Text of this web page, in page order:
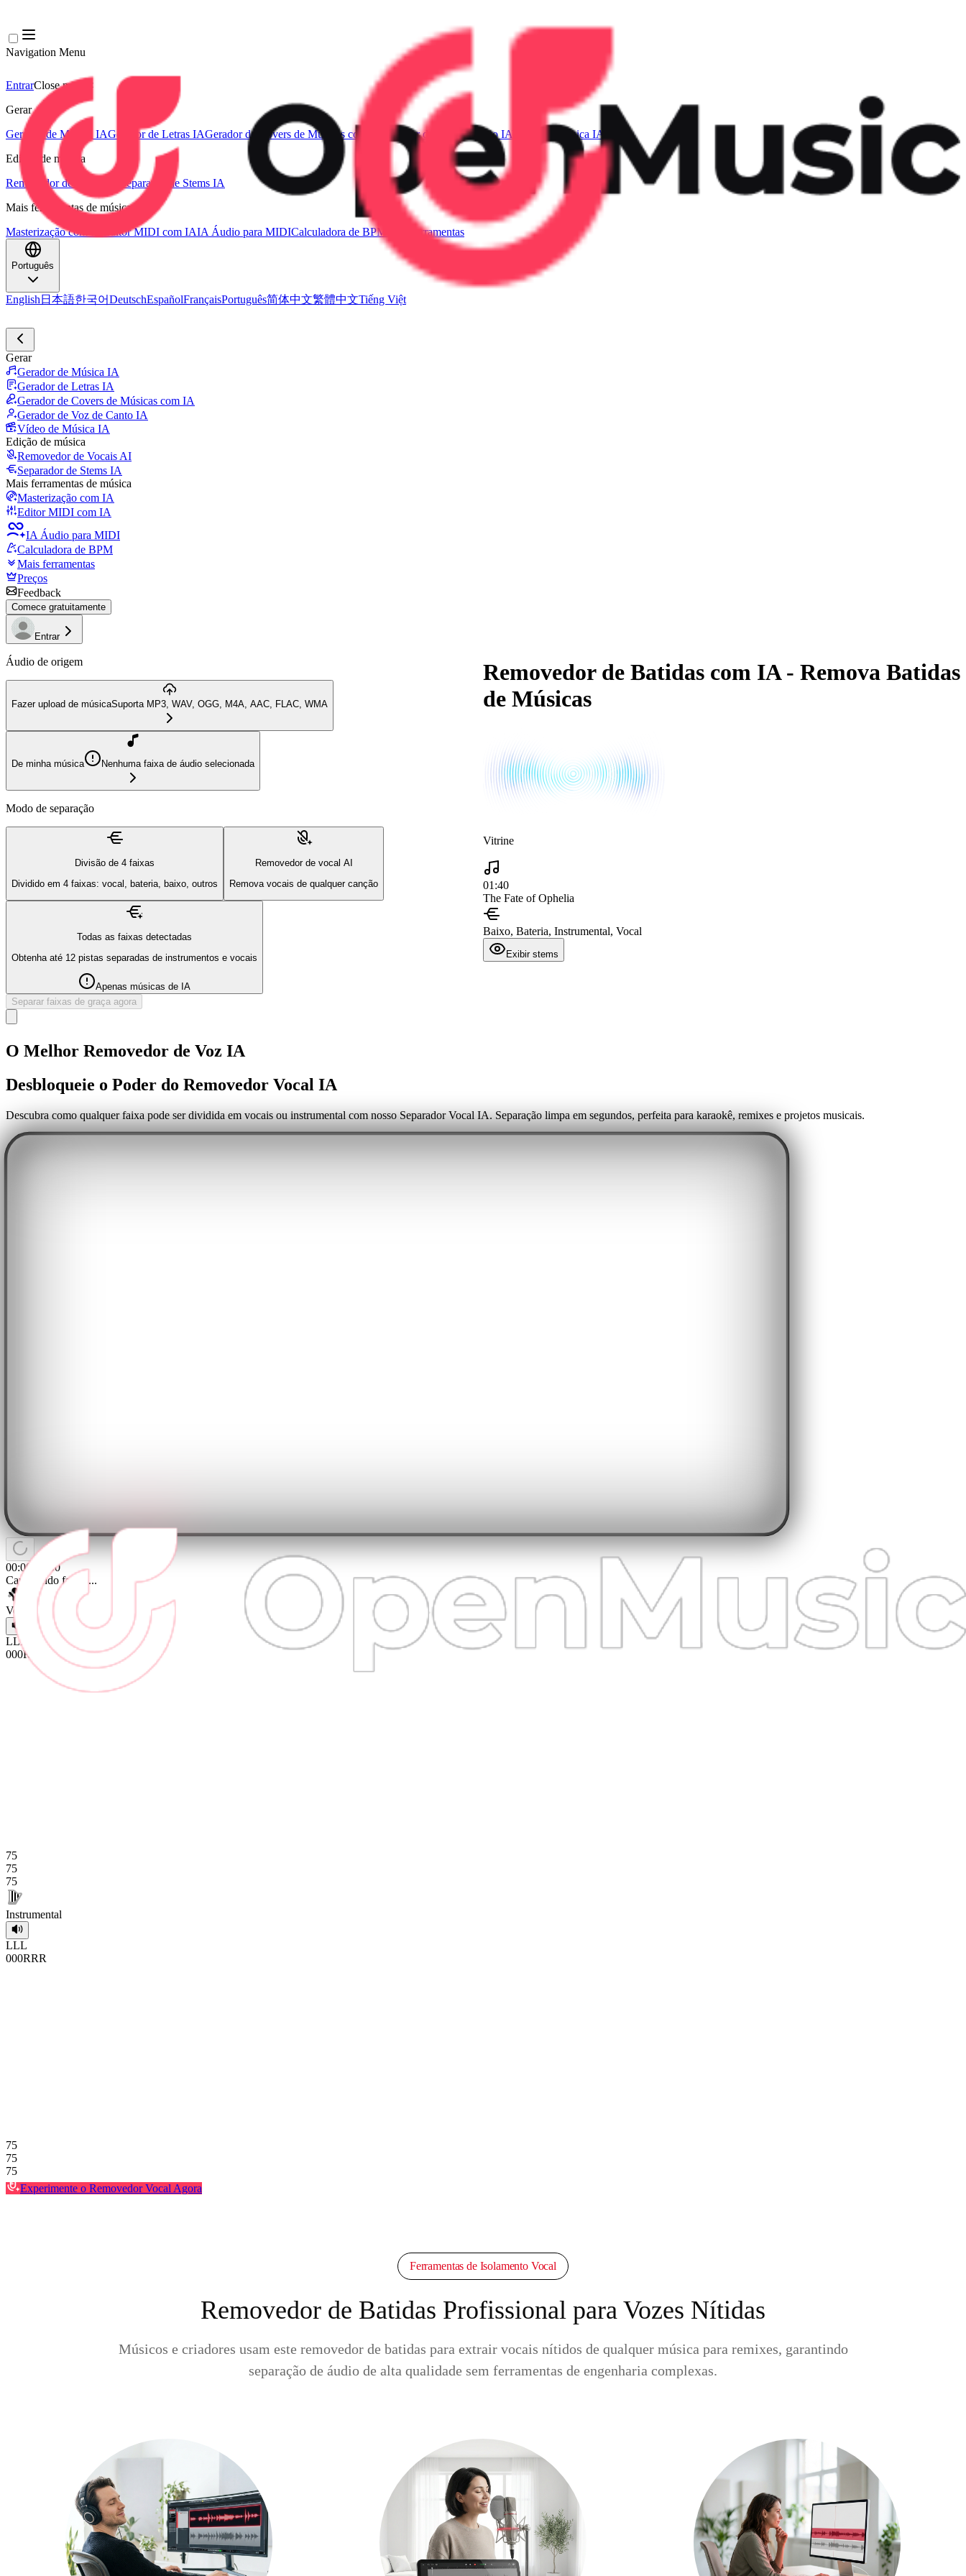
Navigation Menu
EntrarClose menu
×
Gerar
Gerador de Música IAGerador de Letras IAGerador de Covers de Músicas com IA Gerador de Voz de Canto IA Vídeo de Música IA
Edição de música
Removedor de Vocais AI
Separador de Stems IA
Mais ferramentas de música
Masterização com IA
Editor MIDI com IAIA Áudio para MIDICalculadora de BPM Mais ferramentas
Português
English 日本語한국어DeutschEspañolFrançaisPortuguês简体中文繁體中文Tiếng Việt
Gerar
Gerador de Música IA
Gerador de Letras IA
Gerador de Covers de Músicas com IA
Gerador de Voz de Canto IA
Vídeo de Música IA
Edição de música
Removedor de Vocais AI
Separador de Stems IA
Mais ferramentas de música
Masterização com IA
Editor MIDI com IA
IA Áudio para MIDI
Calculadora de BPM
Mais ferramentas
Preços
Feedback
Comece gratuitamente
Entrar
Áudio de origem
Fazer upload de músicaSuporta MP3, WAV, OGG, M4A, AAC, FLAC, WMA
De minha música Nenhuma faixa de áudio selecionada
Modo de separação
Divisão de 4 faixas
Dividido em 4 faixas: vocal, bateria, baixo, outros
Removedor de vocal AI
Remova vocais de qualquer canção
Todas as faixas detectadas
Obtenha até 12 pistas separadas de instrumentos e vocais
Apenas músicas de IA
Separar faixas de graça agora
Removedor de Batidas com IA - Remova Batidas
de Músicas
Vitrine
01:40
The Fate of Ophelia
Baixo, Bateria, Instrumental, Vocal
Exibir stems
O Melhor Removedor de Voz IA
Desbloqueie o Poder do Removedor Vocal IA
Descubra como qualquer faixa pode ser dividida em vocais ou instrumental com nosso Separador Vocal IA. Separação limpa em segundos, perfeita para karaokê, remixes e projetos musicais.
00:00
04:00
Carregando faixas...
Vocal
LLL
000R
75
75
75
Instrumental
LLL
000RRR
75
75
75
Experimente o Removedor Vocal Agora
Ferramentas de Isolamento Vocal
Removedor de Batidas Profissional para Vozes Nítidas
Músicos e criadores usam este removedor de batidas para extrair vocais nítidos de qualquer música para remixes, garantindo
separação de áudio de alta qualidade sem ferramentas de engenharia complexas.